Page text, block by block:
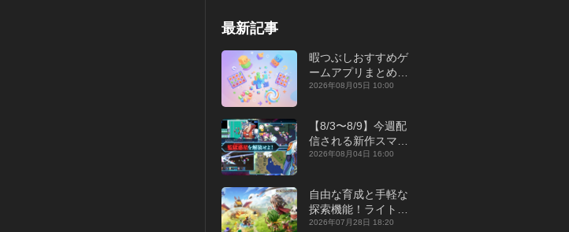
最新記事
暇つぶしおすすめゲ
ームアプリまとめ｜
オフライン対応あり
2026年08月05日 10:00
【8/3〜8/9】今週配
信される新作スマホ
ゲームをまとめてお
2026年08月04日 16:00
自由な育成と手軽な
探索機能！ライトカ
ジュアルMMORPG
2026年07月28日 18:20